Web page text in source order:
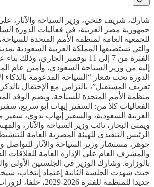
شارك، شريف فتحي، وزير السياحة والآثار،
جمهورية مصر العربية، في فعاليات الدورة
والتي تستضيفها المملكة العربية السعودية
الفترة من 7 إلى 11 نوفمبر الجاري،
إليه من وزير السياحة السعودي، وأمين عام
الدورة تحت شعار “السياحة المدعومة بالذكاء
تعريف المستقبل”، بالتزامن مع الإحتفال
منظمة الأمم المتحدة للسياحة. ويضم الوفد
الفعاليات كلا من: السفير إيهاب أبو سريع،
العربية السعودية، والسفير إيهاب بدوي، سفير
ويمنى البحار، نائب وزير السياحة والآثار،
الرئيس التنفيذي للهيئة المصرية العامة
جوهر، مستشار وزير السياحة والآثار للتواصل
والمشرف العام على الإدارة العامة للعلاقات
بالوزارة. وشارك الوزير في الجلستين الأولى
حيث شهدت الجلسة الثانية إعتماد إنتخاب،
جديدا للمنظمة للفترة